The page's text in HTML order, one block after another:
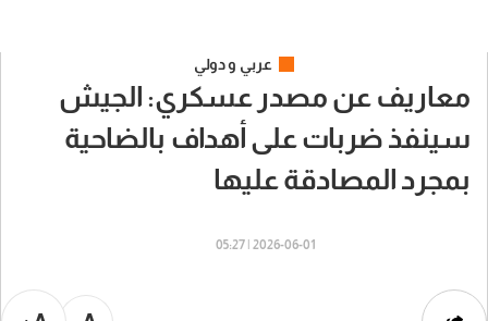
عربي و دولي
معاريف عن مصدر عسكري: الجيش
سينفذ ضربات على أهداف بالضاحية
بمجرد المصادقة عليها
2026-06-01 | 05:27